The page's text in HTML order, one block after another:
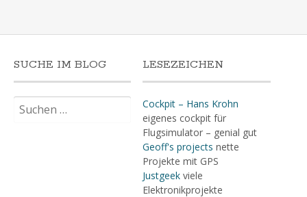
SUCHE IM BLOG
nach:
LESEZEICHEN
Cockpit – Hans Krohn
eigenes cockpit für
Flugsimulator – genial gut
Geoff's projects nette
Projekte mit GPS
Justgeekviele
Elektronikprojekte